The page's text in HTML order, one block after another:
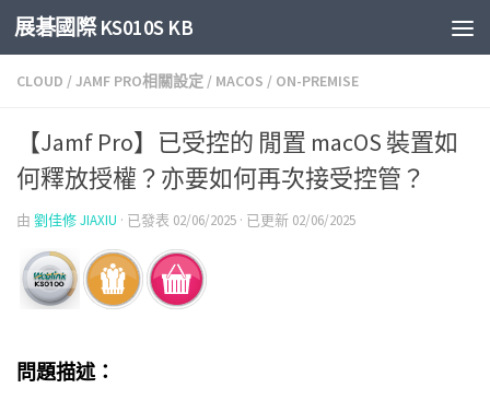
Skip to content
展碁國際 KS010S KB
CLOUD /JAMF PRO相關設定 / MACOS / ON-PREMISE
【Jamf Pro】已受控的 閒置 macOS 裝置如
何釋放授權？亦要如何再次接受控管？
由 劉佳修 JIAXIU · 已發表 02/06/2025 · 已更新 02/06/2025
問題描述：